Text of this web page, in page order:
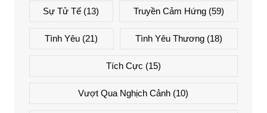
Sự Tử Tế (13) Truyền Cảm Hứng(59)
Tình Yêu (21) Tình Yêu Thương(18)
Tích Cực (15)
Vượt Qua Nghịch Cảnh (10)